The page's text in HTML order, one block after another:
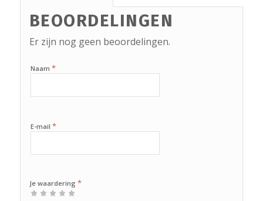
BEOORDELINGEN
Er zijn nog geen beoordelingen.
Naam *
E-mail *
Je waardering *